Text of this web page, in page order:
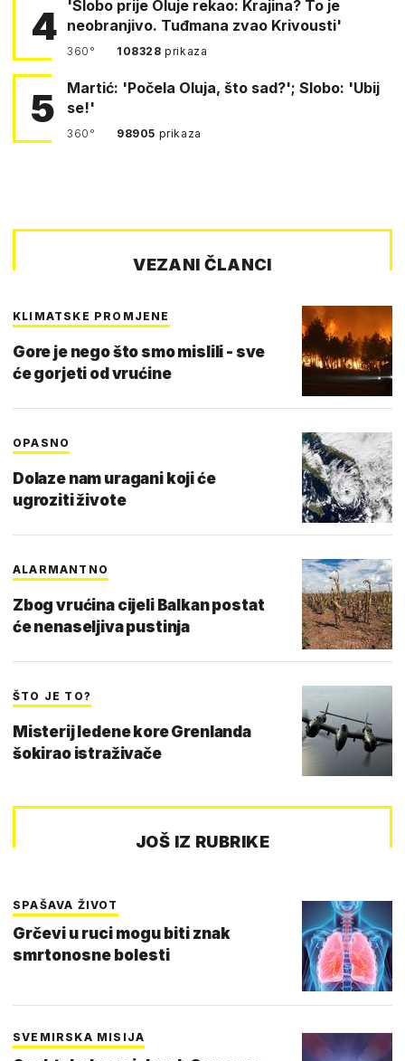
4
'Slobo prije Oluje rekao: Krajina? To je
neobranjivo. Tuđmana zvao Krivousti'
360° 108328prikaza
5
Martić: 'Počela Oluja, što sad?'; Slobo: 'Ubij
se!'
360° 98905 prikaza
VEZANI ČLANCI
KLIMATSKE PROMJENE
Gore je nego što smo mislili - sve
će gorjeti od vrućine
OPASNO
Dolaze nam uragani koji će
ugroziti živote
ALARMANTNO
Zbog vrućina cijeli Balkan postat
će nenaseljiva pustinja
ŠTO JE TO?
Misterij ledene kore Grenlanda
šokirao istraživače
JOŠ IZ RUBRIKE
SPAŠAVA ŽIVOT
Grčevi u ruci mogu biti znak
smrtonosne bolesti
SVEMIRSKA MISIJA